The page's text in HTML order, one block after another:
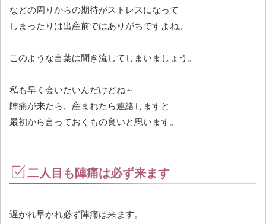
などの周りからの期待がストレスになって
しまったりは出産前ではありがちですよね。
このような言葉は聞き流してしまいましょう。
私も早く会いたいんだけどね～
陣痛が来たら、産まれたら連絡しますと
最初から言っておくもの良いと思います。
二人目も陣痛は必ず来ます
遅かれ早かれ必ず陣痛は来ます。